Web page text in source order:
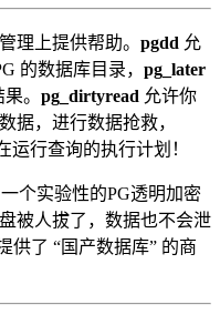
理上提供帮助。 pgdd 允
的数据库目录， pg_later
。 pg_dirtyread 允许你
据，进行数据抢救，
运行查询的执行计划！
个实验性的PG透明加密
被人拔了，数据也不会泄
供了 “国产数据库” 的商